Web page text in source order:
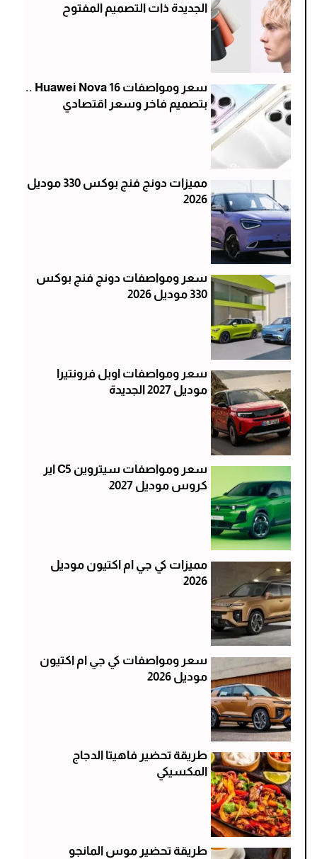
الجديدة ذات التصميم المفتوح
سعر ومواصفات Huawei Nova 16 ..
بتصميم فاخر وسعر اقتصادي
مميزات دونج فنج بوكس 330 موديل
2026
سعر ومواصفات دونج فنج بوكس
330 موديل 2026
سعر ومواصفات اوبل فرونتيرا
موديل 2027 الجديدة
سعر ومواصفات سيتروين C5 اير
كروس موديل 2027
مميزات كي جي ام اكتيون موديل
2026
سعر ومواصفات كي جي ام اكتيون
موديل 2026
طريقة تحضير فاهيتا الدجاج
المكسيكي
طريقة تحضير موس المانجو